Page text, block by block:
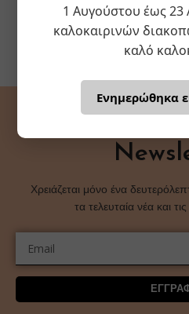
Χρειάζεται μόνο ένα
τα τελευταία νέα και
1 Αυγούστου έως
καλοκαιρινών
καλό
Ενημερώθηκα